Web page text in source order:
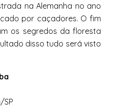
na Alemanha no ano
por caçadores. O fim
os segredos da floresta
disso tudo será visto
SP